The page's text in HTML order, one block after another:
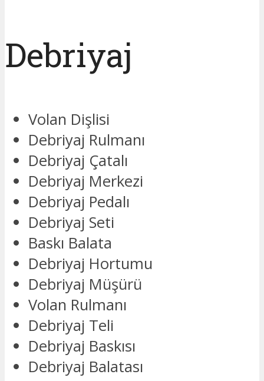
Debriyaj
Volan Dişlisi
Debriyaj Rulmanı
Debriyaj Çatalı
Debriyaj Merkezi
Debriyaj Pedalı
Debriyaj Seti
Baskı Balata
Debriyaj Hortumu
Debriyaj Müşürü
Volan Rulmanı
Debriyaj Teli
Debriyaj Baskısı
Debriyaj Balatası